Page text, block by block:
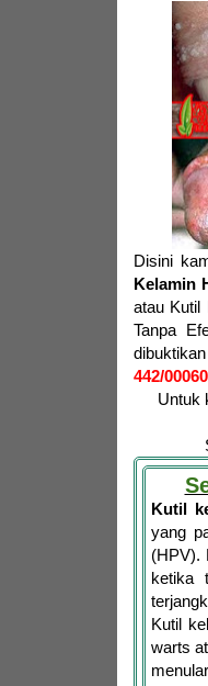
Disini
Kelamin
atau Kutil
Tanpa
442/
Untuk
Kutil
yang
(HPV).
ketika
Kutil
warts